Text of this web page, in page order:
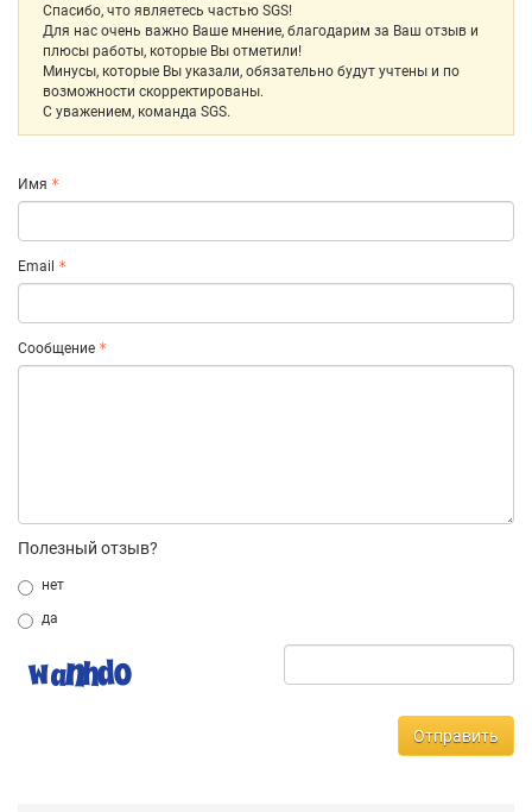
Спасибо, что являетесь частью SGS!
Для нас очень важно Ваше мнение, благодарим за Ваш отзыв и
плюсы работы, которые Вы отметили!
Минусы, которые Вы указали, обязательно будут учтены и по
возможности скорректированы.
С уважением, команда SGS.
Имя
Email
Сообщение
Полезный отзыв?
нет
да
Отправить